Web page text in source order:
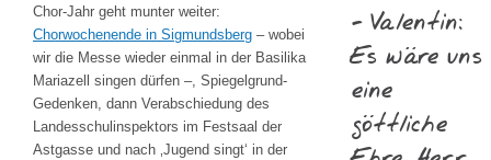
Chor-Jahr geht munter weiter:
Chorwochenende in Sigmundsberg – wobei
wir die Messe wieder einmal in der Basilika
Mariazell singen dürfen –, Spiegelgrund-
Gedenken, dann Verabschiedung des
Landesschulinspektors im Festsaal der
Astgasse und nach ‚Jugend singt‘ in der
- Valentin:
Es wäre uns
eine
göttliche